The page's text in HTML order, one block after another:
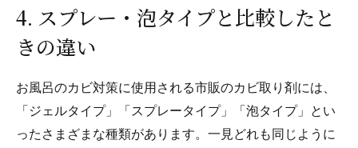
4. スプレー・泡タイプと比較したと
きの違い
お風呂のカビ対策に使用される市販のカビ取り剤には、
「ジェルタイプ」「スプレータイプ」「泡タイプ」とい
ったさまざまな種類があります。一見どれも同じように